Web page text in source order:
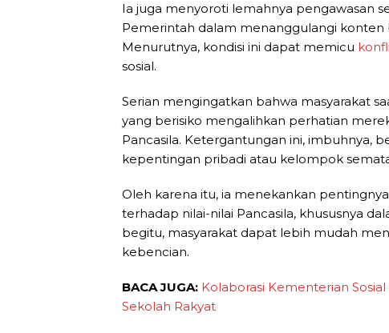
Ia juga menyoroti lemahnya pengawasan
Pemerintah dalam menanggulangi konten
Menurutnya, kondisi ini dapat memicu
sosial.
Serian mengingatkan bahwa masyarakat
yang berisiko mengalihkan perhatian
Pancasila. Ketergantungan ini, imbuhnya,
kepentingan pribadi atau kelompok
Oleh karena itu, ia menekankan
terhadap nilai-nilai Pancasila, khususnya
begitu, masyarakat dapat lebih mudah
kebencian.
BACA JUGA: Kolaborasi Kementerian
Sekolah Rakyat